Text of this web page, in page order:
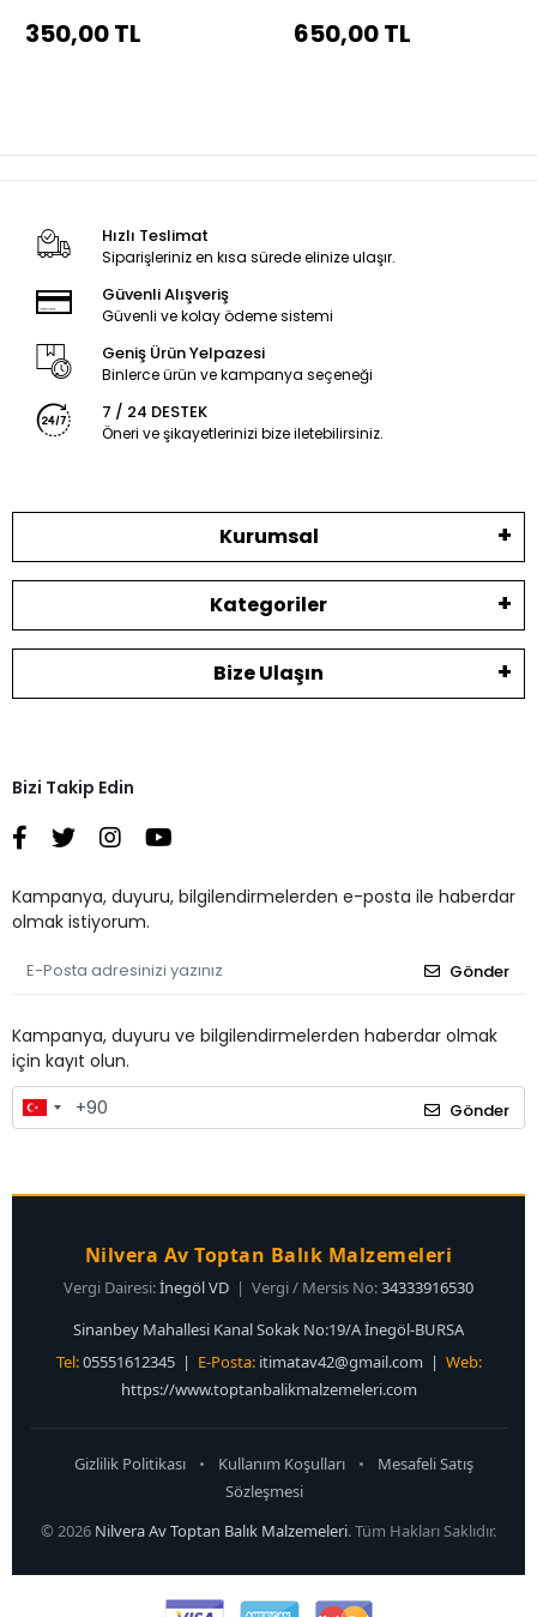
350,00 TL 650,00 TL
Hızlı Teslimat
Siparişleriniz en kısa sürede elinize ulaşır.
Güvenli Alışveriş
Güvenli ve kolay ödeme sistemi
Geniş Ürün Yelpazesi
Binlerce ürün ve kampanya seçeneği
7 / 24 DESTEK
Öneri ve şikayetlerinizi bize iletebilirsiniz.
Kurumsal
Kategoriler
Bize Ulaşın
Bizi Takip Edin
Kampanya, duyuru, bilgilendirmelerden e-posta ile haberdar
olmak istiyorum.
Gönder
Kampanya, duyuru ve bilgilendirmelerden haberdar olmak
için kayıt olun.
Gönder
Nilvera Av Toptan Balık Malzemeleri
Vergi Dairesi:İnegöl VD | Vergi / Mersis No:34333916530
Sinanbey Mahallesi Kanal Sokak No:19/A İnegöl-BURSA
Tel:05551612345 | E-Posta: itimatav42@gmail.com | Web:
https://www.toptanbalikmalzemeleri.com
Gizlilik Politikası • Kullanım Koşulları •
Mesafeli Satış
Sözleşmesi
© 2026 Nilvera Av Toptan Balık Malzemeleri. Tüm Hakları Saklıdır.